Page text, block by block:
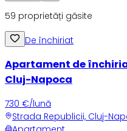
59 proprietăți găsite
De închiriat
Apartament de
Cluj-Napoca
730 €/lună
Strada Republicii, Cluj-